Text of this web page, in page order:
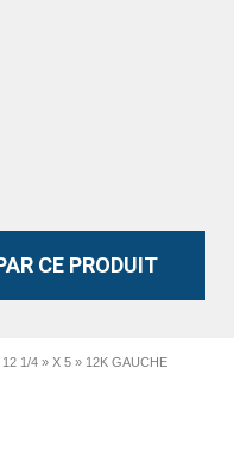
1/4 » X 5 » 12K GAUCHE
CE PRODUIT